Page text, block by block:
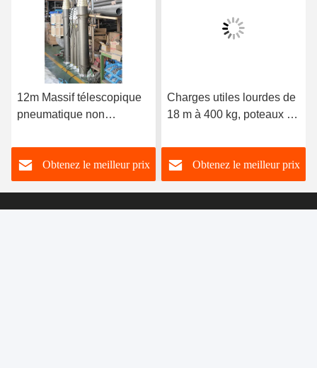
12m Massif télescopique
pneumatique non
télécommunications
mobilesObtenez le meilleur prix
Charges utiles lourdes de
18 m à 400 kg, poteaux de
pneumatiques non
verrouillables
Obtenez le meilleur prix